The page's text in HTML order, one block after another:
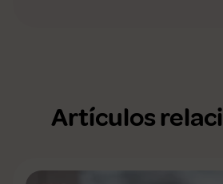
Artículos